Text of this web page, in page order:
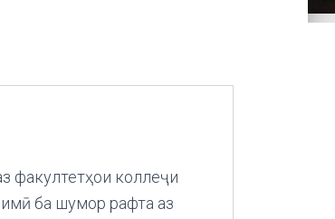
факултетҳои коллеҷи
ба шумор рафта аз